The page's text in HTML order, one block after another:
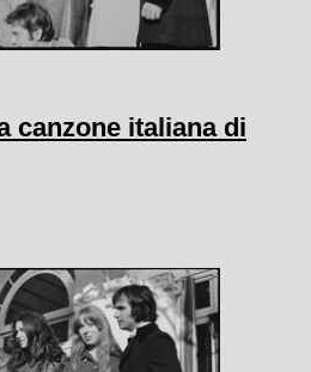
canzone italiana di